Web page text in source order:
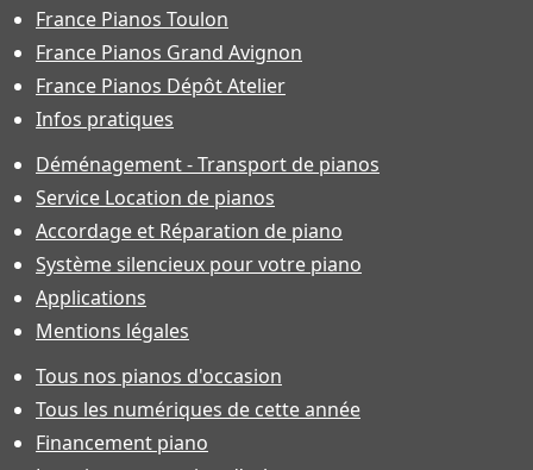
France Pianos Toulon
France Pianos Grand Avignon
France Pianos Dépôt Atelier
Infos pratiques
Déménagement - Transport de pianos
Service Location de pianos
Accordage et Réparation de piano
Système silencieux pour votre piano
Applications
Mentions légales
Tous nos pianos d'occasion
Tous les numériques de cette année
Financement piano